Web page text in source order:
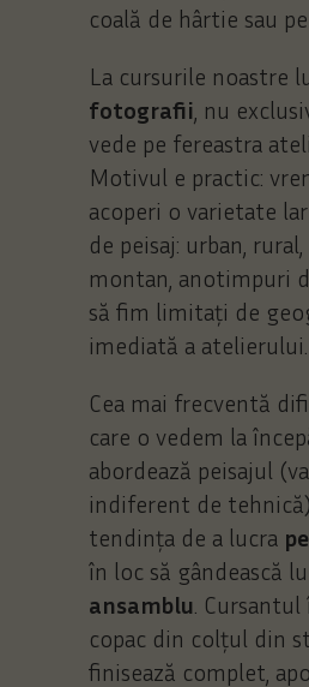
coală de hârtie sau pe
La cursurile noastre
fotografii , nu
vede pe fereastra
Motivul e practic:
acoperi o varietate
de peisaj: urban, rural,
montan, anotimpuri
să fim limitați de
imediată a atelierului.
Cea mai frecventă
care o vedem la
abordează peisajul
indiferent de
tendința de a lucra
în loc să gândească
ansamblu .
copac din colțul din
finisează complet,